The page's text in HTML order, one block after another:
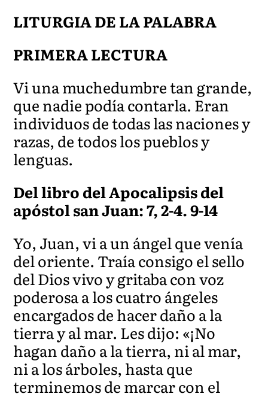
LITURGIA DE LA PALABRA
PRIMERA LECTURA
Vi una muchedumbre tan grande,
que nadie podía contarla. Eran
individuos de todas las naciones y
razas, de todos los pueblos y
lenguas.
Del libro del Apocalipsis del
apóstol san Juan: 7, 2-4. 9-14
Yo, Juan, vi a un ángel que venía
del oriente. Traía consigo el sello
del Dios vivo y gritaba con voz
poderosa a los cuatro ángeles
encargados de hacer daño a la
tierra y al mar. Les dijo: «¡No
hagan daño a la tierra, ni al mar,
ni a los árboles, hasta que
terminemos de marcar con el